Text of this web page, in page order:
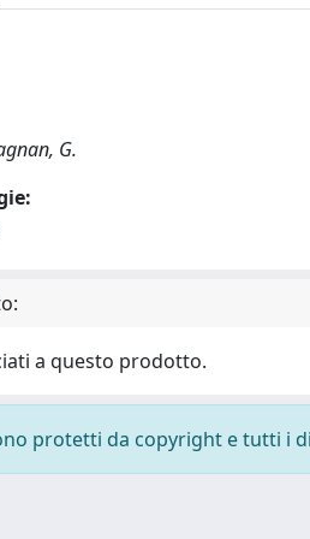
G.
a questo prodotto.
protetti da copyright e tutti i